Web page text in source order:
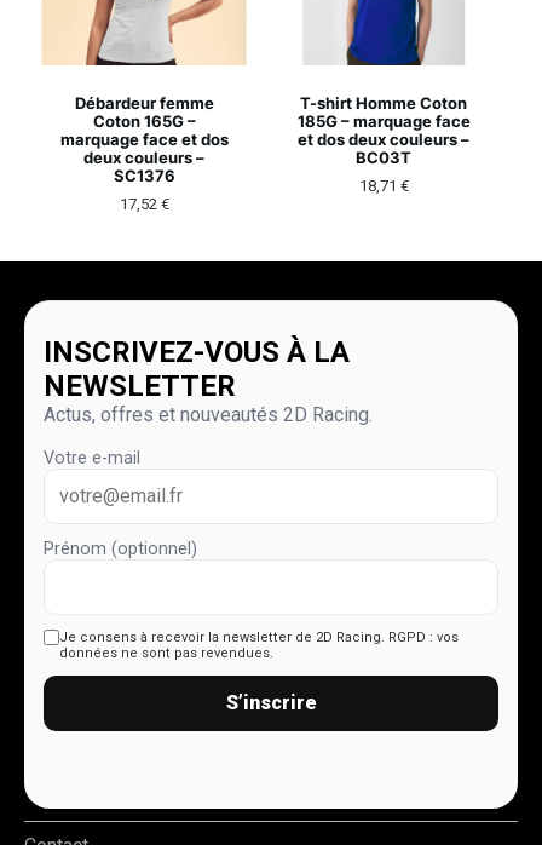
Débardeur femme
Coton 165G –
marquage face et dos
deux couleurs –
SC1376
17,52 €
T-shirt Homme Coton
185G – marquage face
et dos deux couleurs –
BC03T
18,71 €
INSCRIVEZ-VOUS À LA
NEWSLETTER
Actus, offres et nouveautés 2D Racing.
Votre e-mail
Prénom (optionnel)
Je consens à recevoir la newsletter de 2D Racing. RGPD : vos
données ne sont pas revendues.
S’inscrire